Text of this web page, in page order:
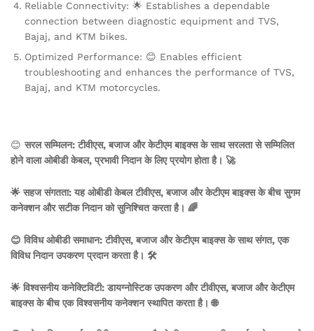
Reliable Connectivity: 🌟 Establishes a dependable
connection between diagnostic equipment and TVS,
Bajaj, and KTM bikes.
Optimized Performance: 😊 Enables efficient
troubleshooting and enhances the performance of TVS,
Bajaj, and KTM motorcycles.
😊 सरल सम्मिलन: टीवीएस, बजाज और केटीएम बाइक्स के साथ सरलता से सम्मिलित
होने वाला ओबीडी केबल, प्रभावी निदान के लिए प्रयोग होता है। 🚀
🌟 सहज संगतता: यह ओबीडी केबल टीवीएस, बजाज और केटीएम बाइक्स के बीच सुगम
कनेक्शन और सटीक निदान को सुनिश्चित करता है। 🌈
😊 विविध ओबीडी समाधान: टीवीएस, बजाज और केटीएम बाइक्स के साथ संगत, एक
विविध निदान उपकरण प्रदान करता है। 🛠️
🌟 विश्वसनीय कनेक्टिविटी: डायग्नोस्टिक उपकरण और टीवीएस, बजाज और केटीएम
बाइक्स के बीच एक विश्वसनीय कनेक्शन स्थापित करता है। 🌐